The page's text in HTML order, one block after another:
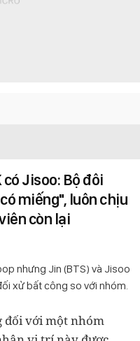
Jisoo: Bộ đôi
miếng", luôn chịu
còn lại
nhưng Jin (BTS) và Jisoo
xử bất công so với nhóm.
đối với một nhóm